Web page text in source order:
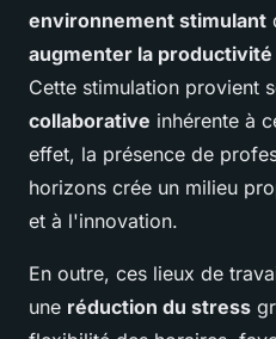
environnement stimulant
augmenter la productivité
Cette stimulation provient
collaborative inhérente à
effet, la présence de
horizons crée un milieu
et à l'innovation.
En outre, ces lieux de
une réduction du stress